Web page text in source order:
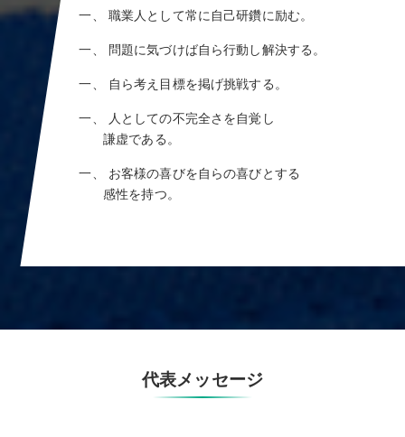
お知らせ
⼀、 職業⼈として常に⾃⼰研鑽に励む。
⼀、 問題に気づけば⾃ら⾏動し解決する。
⼀、 ⾃ら考え⽬標を掲げ挑戦する。
⼀、 ⼈としての不完全さを⾃覚し
謙虚である。
⼀、 お客様の喜びを⾃らの喜びとする
感性を持つ。
代表メッセージ